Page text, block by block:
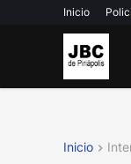
Inicio
Inicio